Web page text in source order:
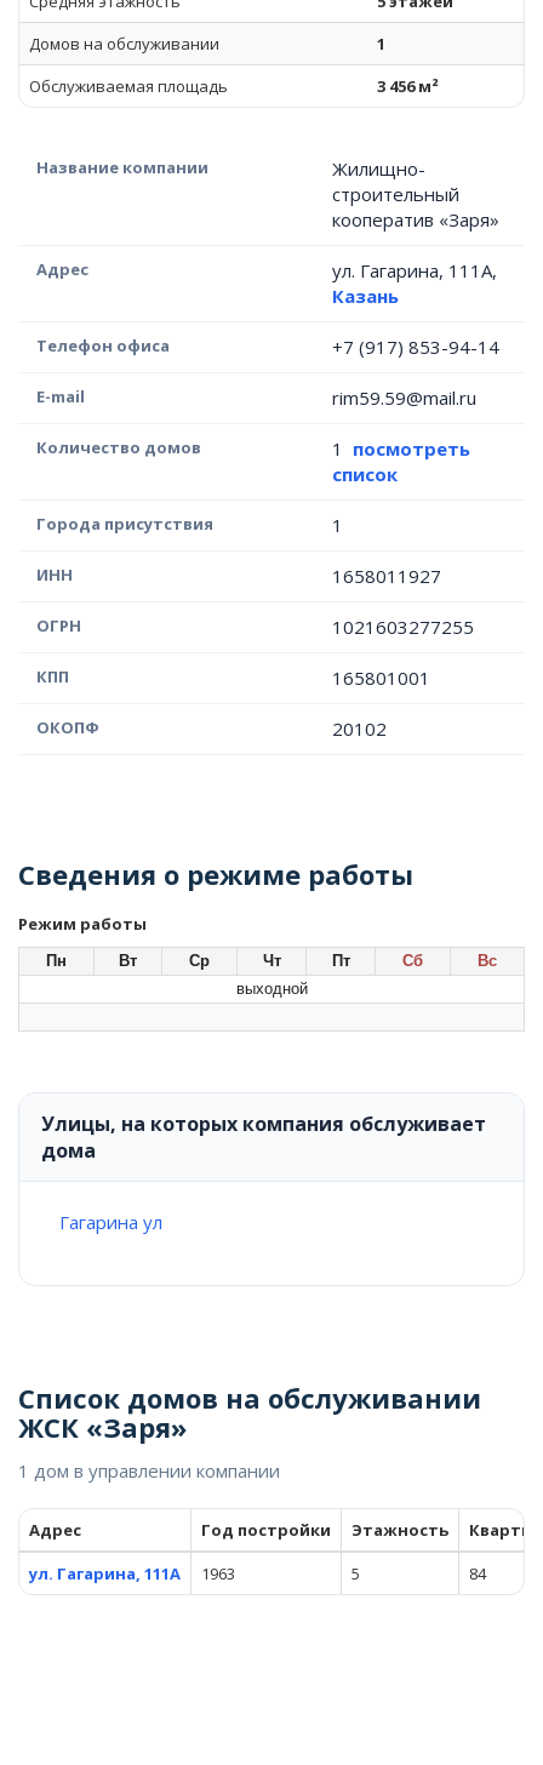
Домов на обслуживании
1
Обслуживаемая площадь
3 456 м²
Название компании
Жилищно-
строительный
кооператив «Заря»
Адрес
ул. Гагарина, 111А,
Казань
Телефон офиса +7 (917) 853-94-14
E-mail rim59.59@mail.ru
Количество домов 1 посмотреть
список
Города присутствия 1
ИНН 1658011927
ОГРН 1021603277255
КПП 165801001
ОКОПФ 20102
Сведения о режиме работы
Режим работы
Пн Вт Ср Чт Пт Сб
Вс
выходной
Улицы, на которых компания обслуживает
дома
Гагарина ул
Список домов на обслуживании
ЖСК «Заря»
1 дом в управлении компании
Адрес Год постройки Этажность
ул. Гагарина, 111А
1963 5 84